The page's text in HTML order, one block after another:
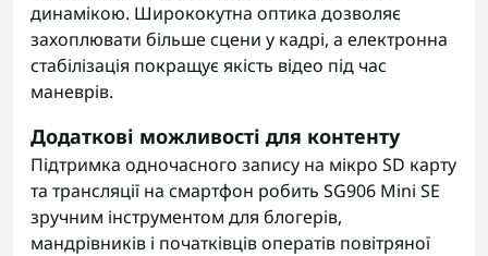
динамікою. Ширококутна оптика дозволяє
захоплювати більше сцени у кадрі, а електронна
стабілізація покращує якість відео під час
маневрів.
Додаткові можливості для контенту
Підтримка одночасного запису на мікро SD карту
та трансляції на смартфон робить SG906 Mini SE
зручним інструментом для блогерів,
мандрівників і початківців оператів повітряної